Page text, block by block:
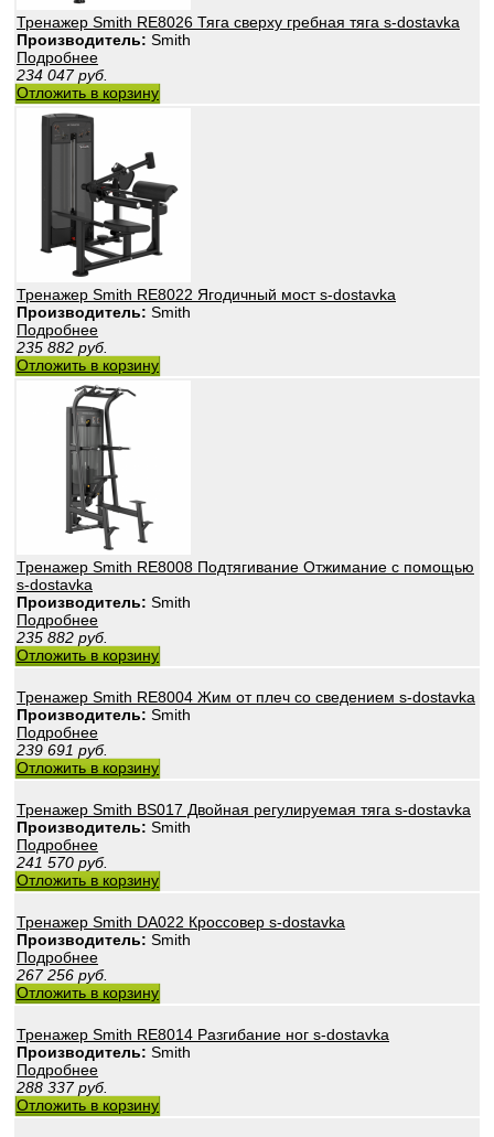
Тренажер Smith RE8026 Тяга сверху гребная тяга s-dostavka
Производитель: Smith
Подробнее
234 047 руб.
Отложить в корзину
Тренажер Smith RE8022 Ягодичный мост s-dostavka
Производитель: Smith
Подробнее
235 882 руб.
Отложить в корзину
Тренажер Smith RE8008 Подтягивание Отжимание с помощью
s-dostavka
Производитель: Smith
Подробнее
235 882 руб.
Отложить в корзину
Тренажер Smith RE8004 Жим от плеч со сведением s-dostavka
Производитель: Smith
Подробнее
239 691 руб.
Отложить в корзину
Тренажер Smith BS017 Двойная регулируемая тяга s-dostavka
Производитель: Smith
Подробнее
241 570 руб.
Отложить в корзину
Тренажер Smith DA022 Кроссовер s-dostavka
Производитель: Smith
Подробнее
267 256 руб.
Отложить в корзину
Тренажер Smith RE8014 Разгибание ног s-dostavka
Производитель: Smith
Подробнее
288 337 руб.
Отложить в корзину